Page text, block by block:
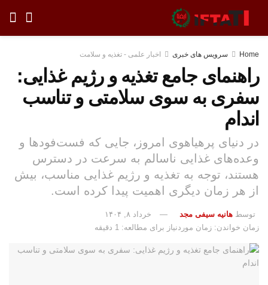
Home سرویس های خبری اخبار علمی - تغذیه و سلامت
راهنمای جامع تغذیه و رژیم غذایی:
سفری به سوی سلامتی و تناسب
اندام
در دنیای پرهیاهوی امروز، جایی که فست‌فودها و
وعده‌های غذایی ناسالم به سرعت در دسترس
هستند، توجه به تغذیه و رژیم غذایی مناسب، بیش
از هر زمان دیگری اهمیت پیدا کرده است.
توسط هانیه سیفی مجد
خرداد ۸, ۱۴۰۴
زمان خواندن: زمان موردنیاز برای مطالعه: 1 دقیقه